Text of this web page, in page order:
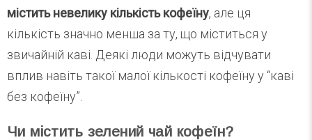
містить невелику кількість кофеїну, але ця
кількість значно менша за ту, що міститься у
звичайній каві. Деякі люди можуть відчувати
вплив навіть такої малої кількості кофеїну у “каві
без кофеїну”.
Чи містить зелений чай кофеїн?